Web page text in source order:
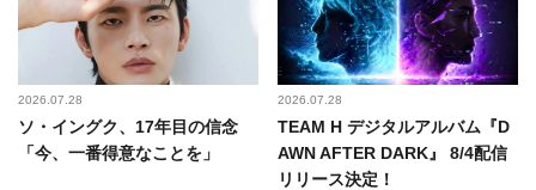
2026.07.28
ソ・イングク、17年目の信念
「今、一番得意なことを」
2026.07.28
TEAM H デジタルアルバム『D
AWN AFTER DARK』 8/4配信
リリース決定！